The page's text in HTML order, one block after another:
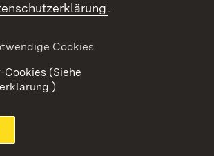
.
Cookies
(Siehe